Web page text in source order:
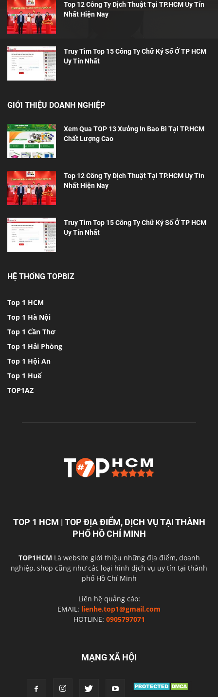
Top 12 Công Ty Dịch Thuật Tại TP.HCM Uy Tín
Nhất Hiện Nay
Truy Tìm Top 15 Công Ty Chữ Ký Số Ở TP HCM
Uy Tín Nhất
GIỚI THIỆU DOANH NGHIỆP
Xem Qua TOP 13 Xưởng In Bao Bì Tại TP.HCM
Chất Lượng Cao
Top 12 Công Ty Dịch Thuật Tại TP.HCM Uy Tín
Nhất Hiện Nay
Truy Tìm Top 15 Công Ty Chữ Ký Số Ở TP HCM
Uy Tín Nhất
HỆ THỐNG TOPBIZ
Top 1 HCM
Top 1 Hà Nội
Top 1 Cần Thơ
Top 1 Hải Phòng
Top 1 Hội An
Top 1 Huế
TOP1AZ
TOP 1 HCM | TOP ĐỊA ĐIỂM, DỊCH VỤ TẠI THÀNH
PHỐ HỒ CHÍ MINH
TOP1HCM Là website giới thiệu những địa điểm, doanh
nghiệp, shop cũng như các loại hình dịch vụ uy tín tại thành
phố Hồ Chí Minh
Liên hệ quảng cáo:
EMAIL: lienhe.top1@gmail.com
HOTLINE: 0905797071
MẠNG XÃ HỘI